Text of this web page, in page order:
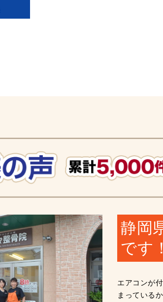
静岡
です！
エアコンが
まっている